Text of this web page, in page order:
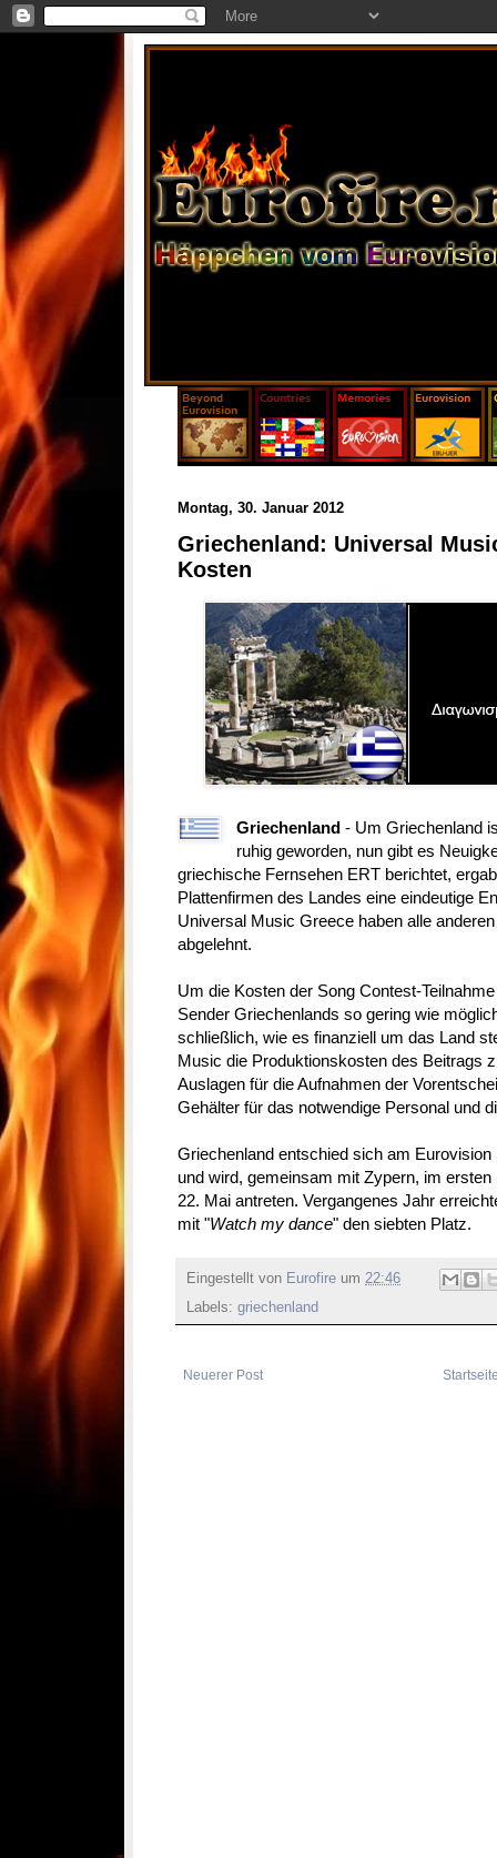
Montag, 30. Januar 2012
Griechenland: Universal
Kosten
Griechenland - Um Griechenland
ruhig geworden, nun gibt es
griechische Fernsehen ERT berichtet,
Plattenfirmen des Landes eine eindeutige
Universal Music Greece haben alle
abgelehnt.
Um die Kosten der Song Contest-
Sender Griechenlands so gering wie
schließlich, wie es finanziell um das Land
Music die Produktionskosten des Beitrags
Auslagen für die Aufnahmen der
Gehälter für das notwendige Personal und
Griechenland entschied sich am
und wird, gemeinsam mit Zypern, im
22. Mai antreten. Vergangenes Jahr
mit "Watch my dance" den siebten Platz.
Eingestellt von Eurofire um 22:46
Labels: griechenland
Neuerer Post